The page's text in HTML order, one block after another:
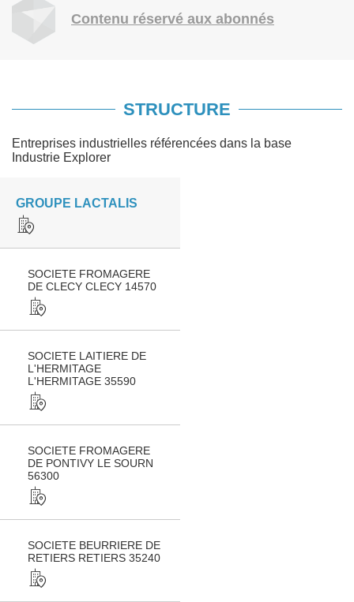
Contenu réservé aux abonnés
STRUCTURE
Entreprises industrielles référencées dans la base
Industrie Explorer
GROUPE LACTALIS
SOCIETE FROMAGERE
DE CLECY CLECY 14570
SOCIETE LAITIERE DE
L'HERMITAGE
L'HERMITAGE 35590
SOCIETE FROMAGERE
DE PONTIVY LE SOURN
56300
SOCIETE BEURRIERE DE
RETIERS RETIERS 35240